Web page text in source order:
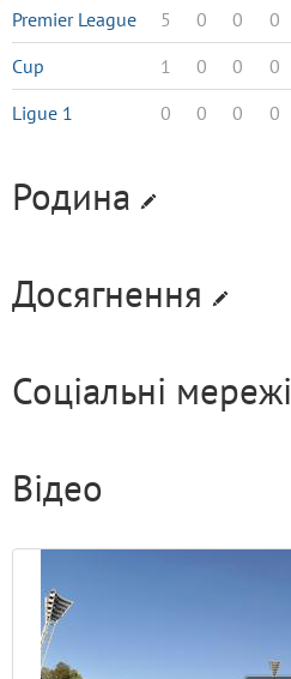
Premier League
5 0 0 0
Cup
1 0 0 0
Ligue 1
0 0 0 0
Родина
Досягнення
Соціальні мережі
Відео